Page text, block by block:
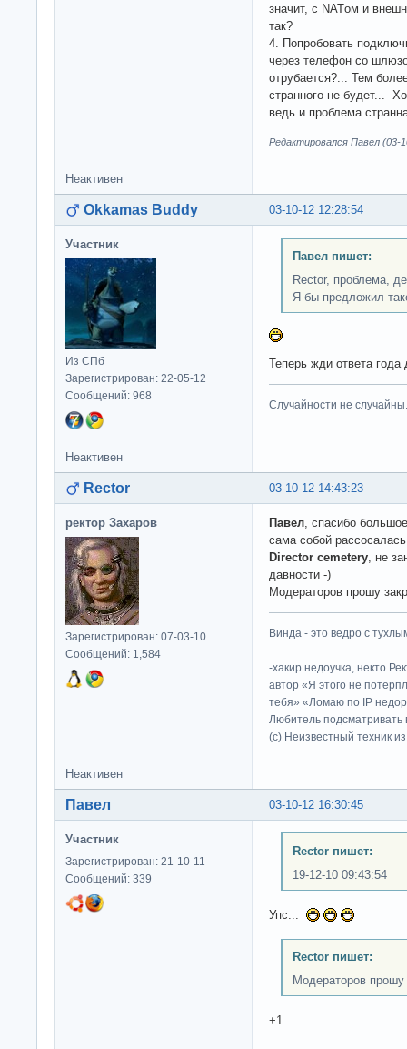
значит, с NATом и
так?
4. Попробовать
через телефон со
отрубается?... Тем
странного не будет...
ведь и проблема
Редактировался Павел (03-
Неактивен
03-10-12 12:28:54
Okkamas Buddy
Участник
Из СПб
Зарегистрирован: 22-05-12
Сообщений: 968
Павел пишет:
Rector, проблема,
Я бы предложил
Теперь жди ответа года
Случайности не случайны.
Неактивен
03-10-12 14:43:23
Rector
ректор Захаров
Зарегистрирован: 07-03-10
Сообщений: 1,584
Павел , спасибо
сама собой
Director cemetery , не
давности -)
Модераторов прошу
Винда - это ведро с
---
-хакир недоучка, некто
автор «Я этого не
тебя» «Ломаю по IP
Любитель подсматривать
(c) Неизвестный техник
Неактивен
03-10-12 16:30:45
Павел
Участник
Зарегистрирован: 21-10-11
Сообщений: 339
Rector пишет:
19-12-10 09:43:54
Упс...
Rector пишет:
Модераторов прошу
+1